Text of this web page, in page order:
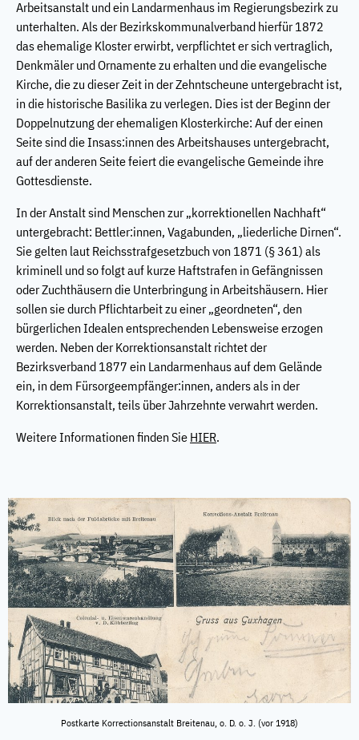
Arbeitsanstalt und ein Landarmenhaus im Regierungsbezirk zu
unterhalten. Als der Bezirkskommunalverband hierfür 1872
das ehemalige Kloster erwirbt, verpflichtet er sich vertraglich,
Denkmäler und Ornamente zu erhalten und die evangelische
Kirche, die zu dieser Zeit in der Zehntscheune untergebracht ist,
in die historische Basilika zu verlegen. Dies ist der Beginn der
Doppelnutzung der ehemaligen Klosterkirche: Auf der einen
Seite sind die Insass:innen des Arbeitshauses untergebracht,
auf der anderen Seite feiert die evangelische Gemeinde ihre
Gottesdienste.
In der Anstalt sind Menschen zur „korrektionellen Nachhaft“
untergebracht: Bettler:innen, Vagabunden, „liederliche Dirnen“.
Sie gelten laut Reichsstrafgesetzbuch von 1871 (§ 361) als
kriminell und so folgt auf kurze Haftstrafen in Gefängnissen
oder Zuchthäusern die Unterbringung in Arbeitshäusern. Hier
sollen sie durch Pflichtarbeit zu einer „geordneten“, den
bürgerlichen Idealen entsprechenden Lebensweise erzogen
werden. Neben der Korrektionsanstalt richtet der
Bezirksverband 1877 ein Landarmenhaus auf dem Gelände
ein, in dem Fürsorgeempfänger:innen, anders als in der
Korrektionsanstalt, teils über Jahrzehnte verwahrt werden.
Weitere Informationen finden Sie HIER.
Postkarte Korrectionsanstalt Breitenau, o. D. o. J. (vor 1918)